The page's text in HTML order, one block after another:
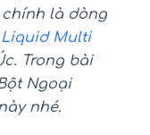
chính là dòng
Liquid Multi
Trong bài
Ngoại
nhé.